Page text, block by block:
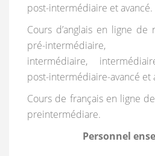
post-intermédiaire et avancé.
Cours d’anglais en ligne de
pré-intermédiaire,
intermédiaire,
post-intermédiaire-avancé et
Cours de français en ligne
preintermédiare.
Personnel